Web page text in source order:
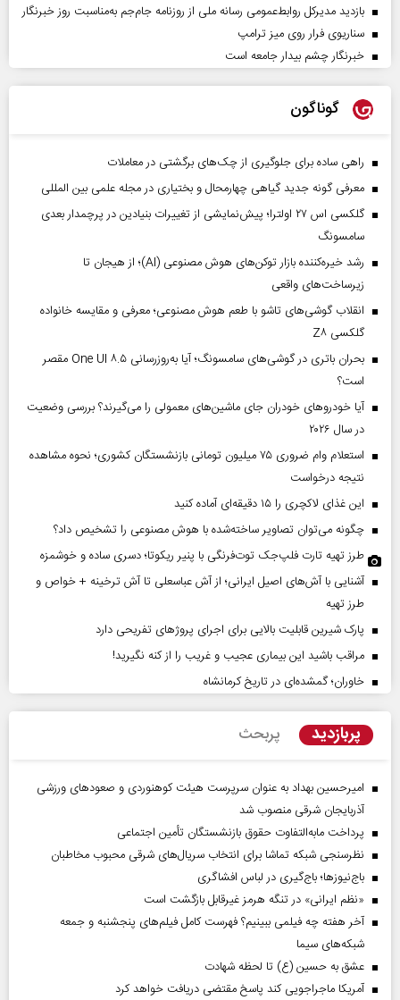
بازدید مدیرکل روابط‌عمومی رسانه ملی از روزنامه جام‌جم به‌مناسبت روز خبرنگار
سناریوی فرار روی میز ترامپ
خبرنگار چشم بیدار جامعه است
گوناگون
راهی ساده برای جلوگیری از چک‌های برگشتی در معاملات
معرفی گونه جدید گیاهی چهارمحال و بختیاری در مجله علمی بین المللی
گلکسی اس ۲۷ اولترا؛ پیش‌نمایشی از تغییرات بنیادین در پرچمدار بعدی
سامسونگ
رشد خیره‌کننده بازار توکن‌های هوش مصنوعی (AI)؛ از هیجان تا
زیرساخت‌های واقعی
انقلاب گوشی‌های تاشو‌ با طعم هوش مصنوعی؛ معرفی و مقایسه خانواده
گلکسی Z۸
بحران باتری در گوشی‌های سامسونگ؛ آیا به‌روزرسانی One UI ۸.۵ مقصر
است؟
آیا خودروهای خودران جای ماشین‌های معمولی را می‌گیرند؟ بررسی وضعیت
در سال ۲۰۲۶
استعلام وام ضروری ۷۵ میلیون تومانی بازنشستگان کشوری؛ نحوه مشاهده
نتیجه درخواست
این غذای لاکچری را ۱۵ دقیقه‌ای آماده کنید
چگونه می‌توان تصاویر ساخته‌شده با هوش مصنوعی را تشخیص داد؟
طرز تهیه تارت فلپ‌جک توت‌فرنگی با پنیر ریکوتا؛ دسری ساده و خوشمزه
آشنایی با آش‌های اصیل ایرانی؛ از آش عباسعلی تا آش ترخینه + خواص و
طرز تهیه
پارک شیرین قابلیت‌ بالایی برای اجرای پروژهای تفریحی دارد
مراقب باشید این بیماری عجیب و غریب را از کنه نگیرید!
خاوران؛ گمشده‌ای در تاریخ کرمانشاه
پربازدید پربحث
امیرحسین بهداد به عنوان سرپرست هیئت کوهنوردی و صعودهای ورزشی
آذربایجان شرقی منصوب شد
پرداخت مابه‌التفاوت حقوق بازنشستگان تأمین اجتماعی
نظرسنجی شبکه تماشا برای انتخاب سریال‌های شرقی محبوب مخاطبان
باج‌نیوزها؛ باج‌گیری در لباس افشاگری
«نظم ایرانی» در تنگه هرمز غیرقابل بازگشت است
آخر هفته چه فیلمی ببینیم؟ فهرست کامل فیلم‌های پنجشنبه و جمعه
شبکه‌های سیما
عشق به حسین (ع) تا لحظه شهادت
آمریکا ماجراجویی کند پاسخ مقتضی دریافت خواهد کرد